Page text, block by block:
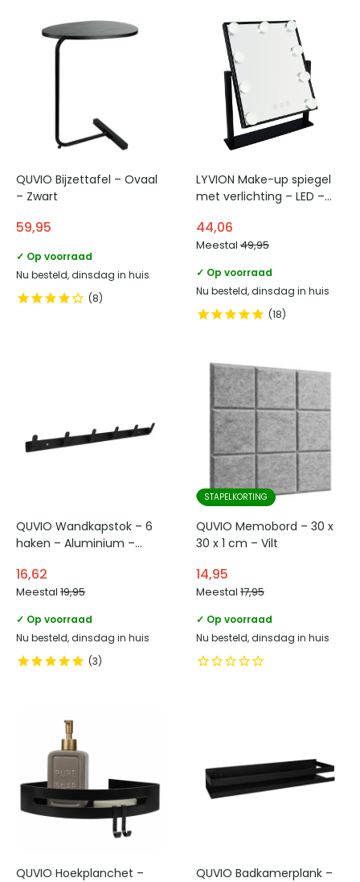
QUVIO Bijzettafel – Ovaal
– Zwart
59,95
✓ Op voorraad
Nu besteld, dinsdag in huis
8
LYVION Make-up spiegel
met verlichting – LED –
44,06
Meestal 49,95
✓ Op voorraad
Nu besteld, dinsdag in huis
18
QUVIO Wandkapstok – 6
haken – Aluminium –
16,62
Meestal 19,95
✓ Op voorraad
Nu besteld, dinsdag in huis
3
STAPELKORTING
QUVIO Memobord – 30 x
30 x 1 cm – Vilt
14,95
Meestal 17,95
✓ Op voorraad
Nu besteld, dinsdag in huis
QUVIO Hoekplanchet –
QUVIO Badkamerplank –